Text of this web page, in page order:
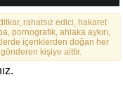
rahatsız edici, hakaret
pornografik, ahlaka aykırı,
içeriklerden doğan her
kişiye aittir.